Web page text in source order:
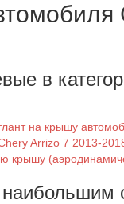
в
на крышу
Arrizo 7 2013-
крышу